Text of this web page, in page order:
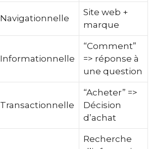
Navigationnelle
Site web +
marque
Informationnelle
“Comment”
=> réponse à
une question
Transactionnelle
“Acheter” =>
Décision
d’achat
Recherche